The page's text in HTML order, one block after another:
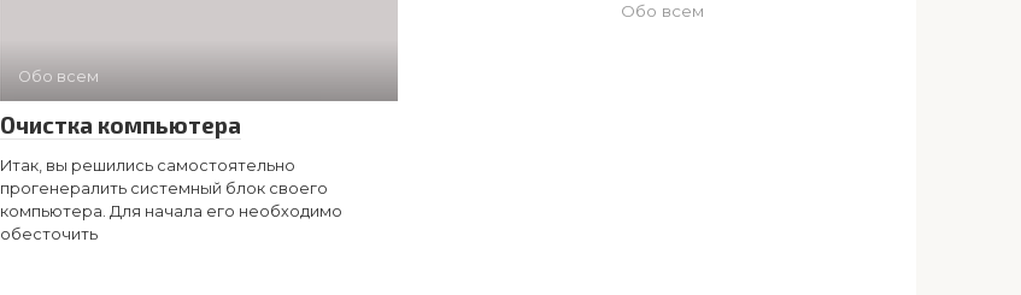
Обо всем
Очистка компьютера
Итак, вы решились самостоятельно
прогенералить системный блок своего
компьютера. Для начала его необходимо
обесточить
Обо всем